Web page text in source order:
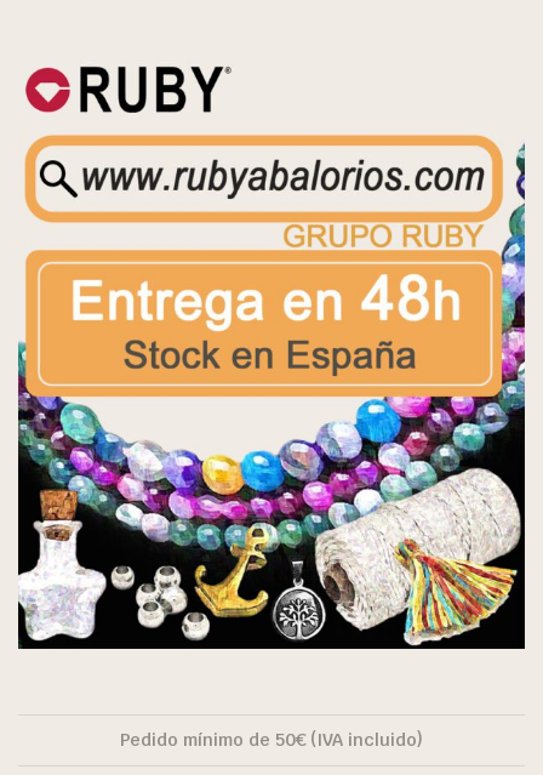
Pedido mínimo de 50€ (IVA incluido)